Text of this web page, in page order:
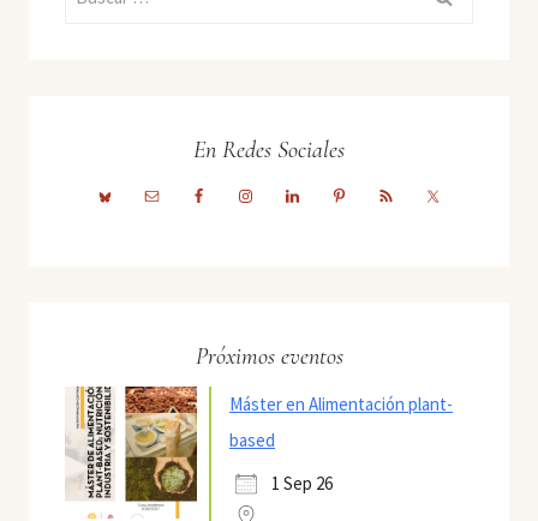
En Redes Sociales
Próximos eventos
Máster en Alimentación plant-
based
1 Sep 26